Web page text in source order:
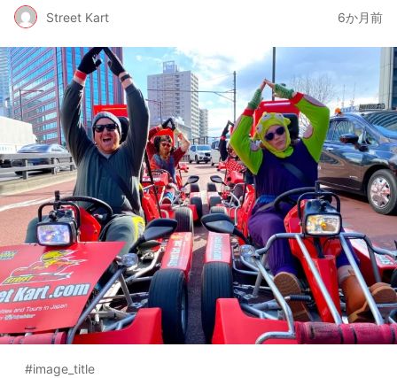
Street Kart 6か月前
#image_title